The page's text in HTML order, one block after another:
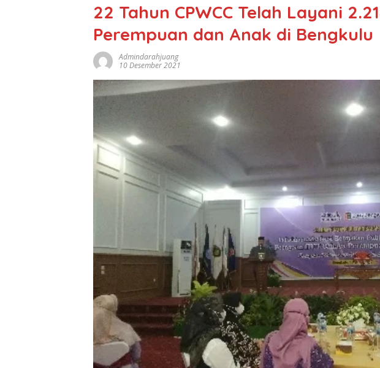
22 Tahun CPWCC Telah Layani
Perempuan dan Anak di Bengkulu
Admindarahjuang
10 Desember 2021